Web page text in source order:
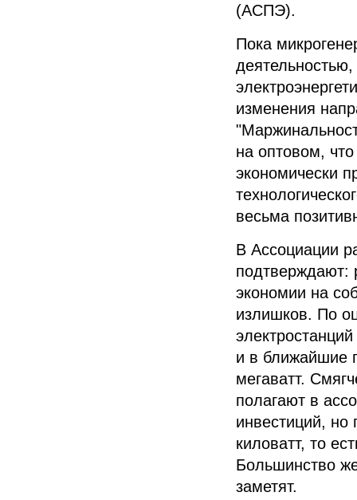
(АСПЭ).
Пока
изменения
"
на оптовом,
экономически
весьма
В Ассоциации
подтверждают:
экономии на
излишков. По
и в ближайшие
мегаватт.
полагают в
инвестиций,
киловатт, то
Большинство
заметят.